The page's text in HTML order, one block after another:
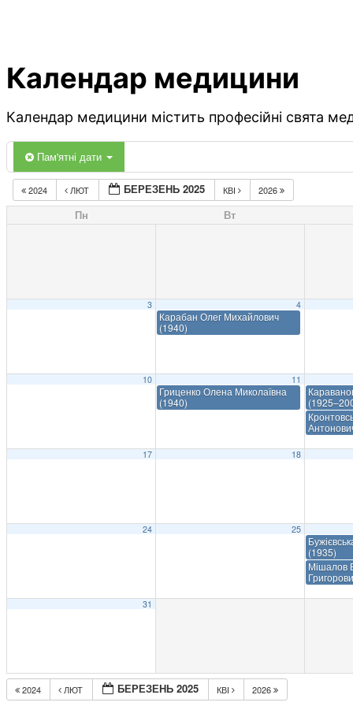
Календар медицини
Календар медицини містить професійні свята
Пам'ятні дати
2024 ЛЮТ БЕРЕЗЕНЬ 2025 КВІ 2026
Пн Вт
3 4
Карабан Олег Михайлович
(1940)
10 11
Гриценко Олена Миколаївна
(1940)
17 18
24 25
(1935)
Мішалов
31
2024 ЛЮТ БЕРЕЗЕНЬ 2025 КВІ 2026